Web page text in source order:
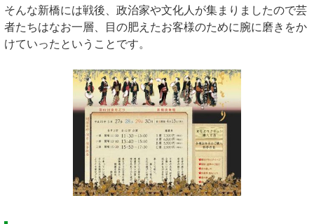
そんな新橋には戦後、政治家や文化人が集まりましたので芸
者たちはなお一層、目の肥えたお客様のために腕に磨きをか
けていったということです。